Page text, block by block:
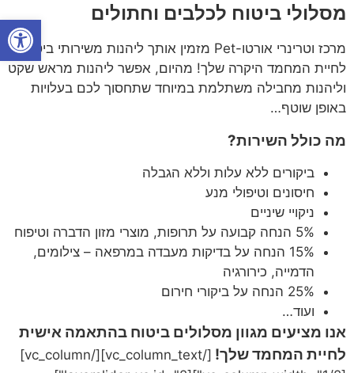
פתח מסלולי ביטוח לכלבים וחתולים
מרכז וטרינרי אורטו-Pet מזמין אותך ליהנות משירותי ביטוח
לחיית המחמד היקרה שלך! מהיום, אפשר ליהנות מראש שקט
וליהנות מחבילה משתלמת במיוחד שתחסוך לכם בעלויות
באופן שוטף…
מה כולל השירות?
ביקורים ללא עלות וללא הגבלה
חיסונים וטיפולי מנע
ניקויי שיניים
5% הנחה קבועה על תרופות, מוצרי מזון הדברה וטיפוח
15% הנחה על בדיקות מעבדה במרפאה – צילומים,
הדמייה, כירורגיה
25% הנחה על ביקורי חירום
ועוד…
אנו מציעים מגוון מסלולים ביטוח בהתאמה אישית
לחיית המחמד שלך!
[/vc_column_text][/vc_column]